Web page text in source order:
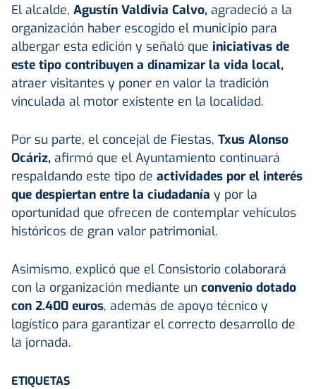
El alcalde, Agustín Valdivia Calvo, agradeció a la
organización haber escogido el municipio para
albergar esta edición y señaló que iniciativas de
este tipo contribuyen a dinamizar la vida local,
atraer visitantes y poner en valor la tradición
vinculada al motor existente en la localidad.
Por su parte, el concejal de Fiestas, Txus Alonso
Ocáriz, afirmó que el Ayuntamiento continuará
respaldando este tipo de actividades por el interés
que despiertan entre la ciudadanía y por la
oportunidad que ofrecen de contemplar vehículos
históricos de gran valor patrimonial.
Asimismo, explicó que el Consistorio colaborará
con la organización mediante un convenio dotado
con 2.400 euros, además de apoyo técnico y
logístico para garantizar el correcto desarrollo de
la jornada.
ETIQUETAS